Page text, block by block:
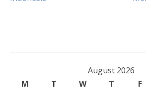
navigation
August 2026
M
T W T F